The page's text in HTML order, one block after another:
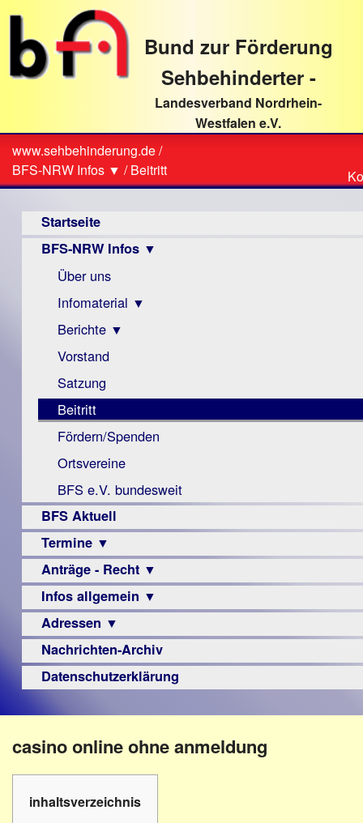
direkt
Textinhalt
Bund zur Förderung
Sehbehinderter -
Landesverband Nordrhein-
Westfalen e.V.
Sie
sind
hier
www.sehbehinderung.de/
BFS-NRW Infos ▼ /Beitritt
Startseite
BFS-NRW Infos ▼
Über uns
Infomaterial ▼
Visus
Zeitschrift
Monokular
Mac
Instagram-
Links
Berichte ▼
Archiv
Berichte
Vorstand
Satzung
Beitritt
Fördern/Spenden
Ortsvereine
BFS e.V. bundesweit
BFS Aktuell
Termine ▼
Veranstaltungsprogramme
Anträge - Recht ▼
Archiv
Urteile
Infos allgemein ▼
Sehbehinderung
Frühförderung
Schule
–
Beruf
Hilfsmittel
-
Adressen ▼
Augenoptiker
Berufsbildungswerke
Hörbüchereien
Reha-
Lehrer
Nachrichten-Archiv
Datenschutzerklärung
casino online ohne anmeldung
inhaltsverzeichnis